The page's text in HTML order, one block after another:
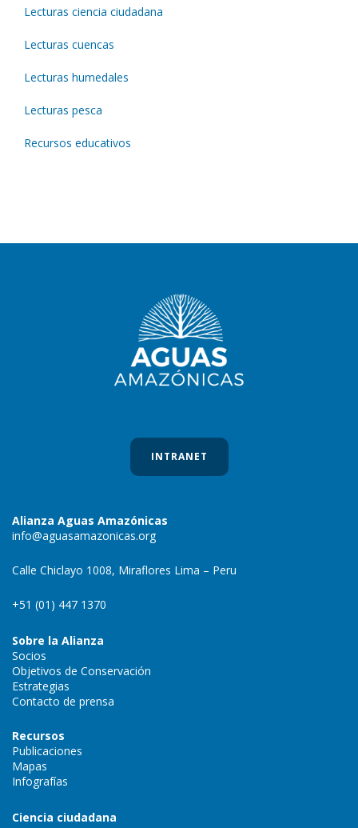
Lecturas ciencia ciudadana
Lecturas cuencas
Lecturas humedales
Lecturas pesca
Recursos educativos
INTRANET
Alianza Aguas Amazónicas
info@aguasamazonicas.org
Calle Chiclayo 1008, Miraflores Lima – Peru
+51 (01) 447 1370
Sobre la Alianza
Socios
Objetivos de Conservación
Estrategias
Contacto de prensa
Recursos
Publicaciones
Mapas
Infografías
Ciencia ciudadana